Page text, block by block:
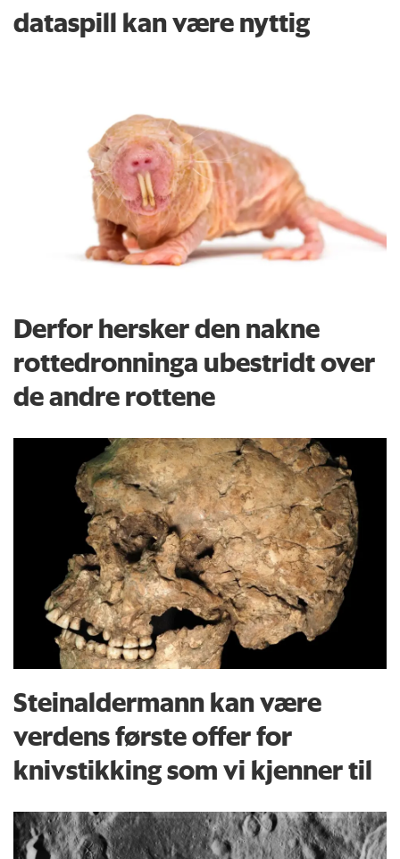
dataspill kan være nyttig
Derfor hersker den nakne
rottedronninga ubestridt over
de andre rottene
Steinaldermann kan være
verdens første offer for
knivstikking som vi kjenner til